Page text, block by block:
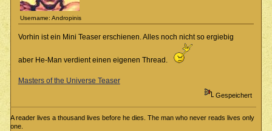
Username: Andropinis
Vorhin ist ein Mini Teaser erschienen. Alles noch nicht so ergiebig
aber He-Man verdient einen eigenen Thread.
Masters of the Universe Teaser
Gespeichert
A reader lives a thousand lives before he dies. The man who never reads lives only
one.